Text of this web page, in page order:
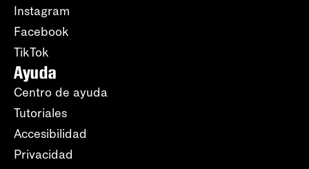
Instagram
Facebook
TikTok
Ayuda
Centro de ayuda
Tutoriales
Accesibilidad
Privacidad